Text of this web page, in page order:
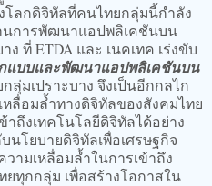
โลกดิจิทัลที่คนไทยกลุ่มนี้กำลัง
นการพัฒนาแอปพลิเคชันบน
ที่ ETDA และ เนคเทค เร่งขับ
แบบและพัฒนาแอปพลิเคชันบน
ลุ่มเปราะบาง จึงเป็นอีกกลไก
ลื่อมล้ำทางดิจิทัลของสังคมไทย
าถึงเทคโนโลยีดิจิทัลได้อย่าง
นโยบายดิจิทัลเพื่อเศรษฐกิจ
ามเหลื่อมล้ำในการเข้าถึง
ยทุกกลุ่ม เพื่อสร้างโอกาสใน